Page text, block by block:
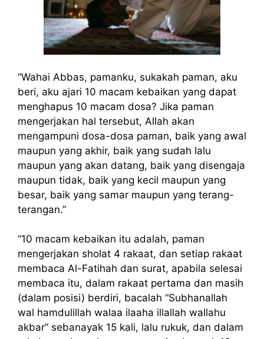
“Wahai Abbas, pamanku, sukakah paman, aku
beri, aku ajari 10 macam kebaikan yang dapat
menghapus 10 macam dosa? Jika paman
mengerjakan hal tersebut, Allah akan
mengampuni dosa-dosa paman, baik yang awal
maupun yang akhir, baik yang sudah lalu
maupun yang akan datang, baik yang disengaja
maupun tidak, baik yang kecil maupun yang
besar, baik yang samar maupun yang terang-
terangan.”
“10 macam kebaikan itu adalah, paman
mengerjakan sholat 4 rakaat, dan setiap rakaat
membaca Al-Fatihah dan surat, apabila selesai
membaca itu, dalam rakaat pertama dan masih
(dalam posisi) berdiri, bacalah “Subhanallah
wal hamdulillah walaa ilaaha illallah wallahu
akbar” sebanayak 15 kali, lalu rukuk, dan dalam